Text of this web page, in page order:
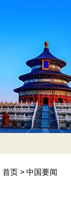
首页 > 中国要闻